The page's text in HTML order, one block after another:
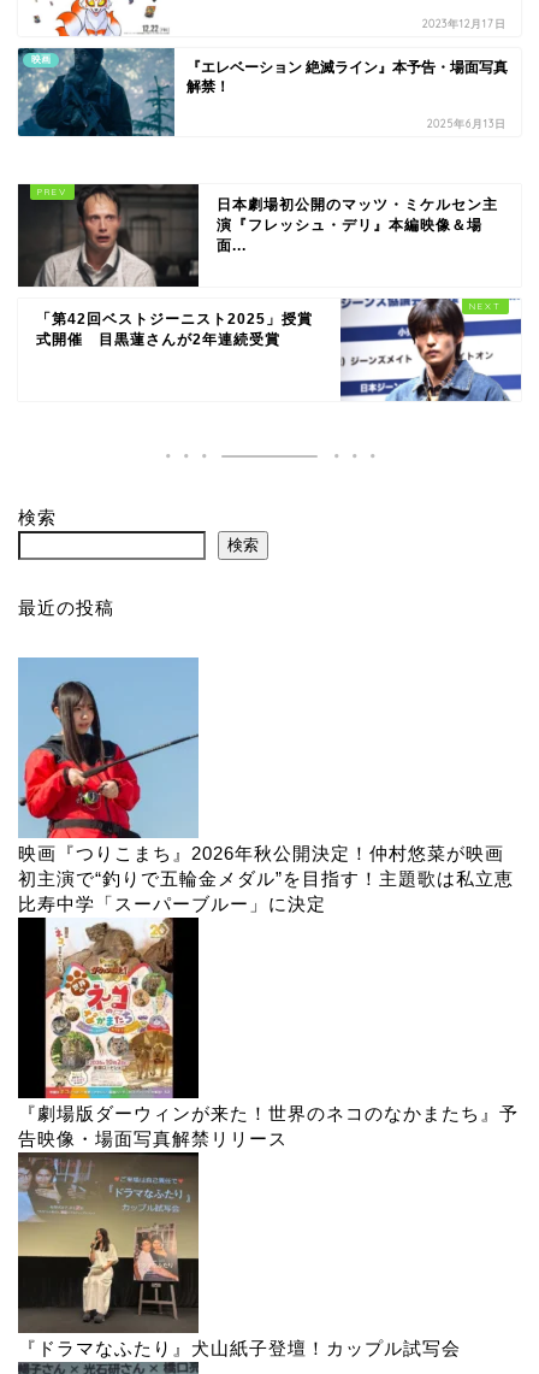
2023年12月17日
映画
『エレベーション 絶滅ライン』本予告・場面写真
解禁！
2025年6月13日
日本劇場初公開のマッツ・ミケルセン主
演『フレッシュ・デリ』本編映像＆場
面...
「第42回ベストジーニスト2025」授賞
式開催 目黒蓮さんが2年連続受賞
検索
検索
最近の投稿
映画『つりこまち』2026年秋公開決定！仲村悠菜が映画
初主演で“釣りで五輪金メダル”を目指す！主題歌は私立恵
比寿中学「スーパーブルー」に決定
『劇場版ダーウィンが来た！世界のネコのなかまたち』予
告映像・場面写真解禁リリース
『ドラマなふたり』犬山紙子登壇！カップル試写会